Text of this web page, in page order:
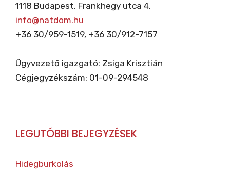
1118 Budapest, Frankhegy utca 4.
info@natdom.hu
+36 30/959-1519, +36 30/912-7157
Ügyvezető igazgató: Zsiga Krisztián
Cégjegyzékszám: 01-09-294548
LEGUTÓBBI BEJEGYZÉSEK
Hidegburkolás